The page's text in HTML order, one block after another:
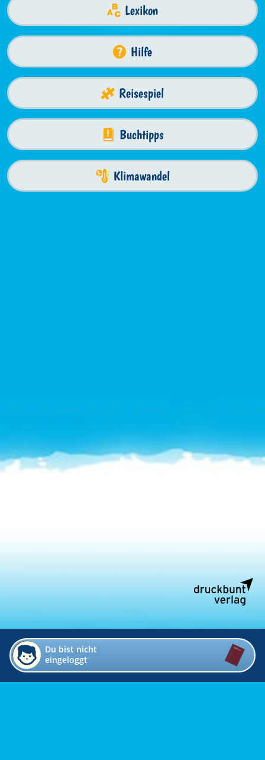
Lexikon
Hilfe
Reisespiel
Buchtipps
Klimawandel
Du bist nicht
eingeloggt